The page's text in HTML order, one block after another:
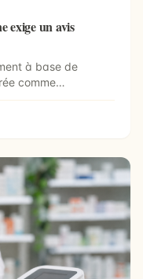
exige un avis
à base de
comme